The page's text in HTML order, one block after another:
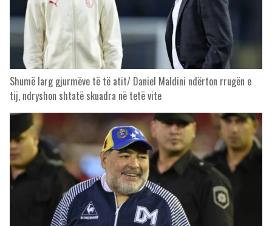
Shumë larg gjurmëve të të atit/ Daniel Maldini ndërton rrugën e
tij, ndryshon shtatë skuadra në tetë vite